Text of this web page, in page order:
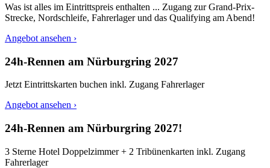
Was ist alles im Eintrittspreis enthalten ... Zugang zur Grand-Prix-
Strecke, Nordschleife, Fahrerlager und das Qualifying am Abend!
Angebot ansehen ›
24h-Rennen am Nürburgring 2027
Jetzt Eintrittskarten buchen inkl. Zugang Fahrerlager
Angebot ansehen ›
24h-Rennen am Nürburgring 2027!
3 Sterne Hotel Doppelzimmer + 2 Tribünenkarten inkl. Zugang
Fahrerlager